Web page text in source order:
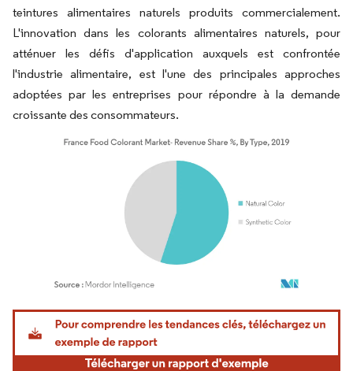
teintures alimentaires naturels produits commercialement.
L'innovation dans les colorants alimentaires naturels, pour
atténuer les défis d'application auxquels est confrontée
l'industrie alimentaire, est l'une des principales approches
adoptées par les entreprises pour répondre à la demande
croissante des consommateurs.
Image © Mordor Intelligence. La réutilisation nécessite une attribution sous CC BY